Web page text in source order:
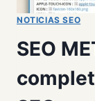
NOTICIAS SEO
SEO